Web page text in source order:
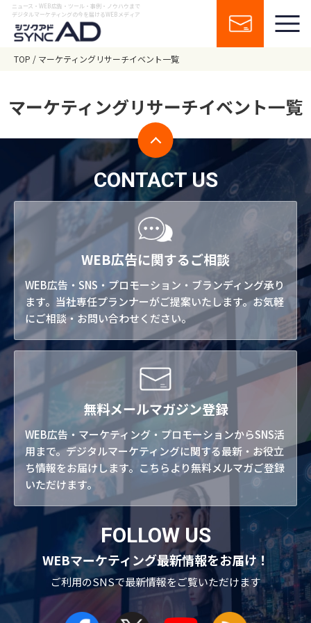
ニュース・WEB広告・ツール・事例・ノウハウまで
デジタルマーケティングの今を届けるWEBメディア
TOP マーケティングリサーチイベント一覧
マーケティングリサーチイベント一覧
CONTACT US
WEB広告に関するご相談
WEB広告・SNS・プロモーション・ブランディング承り
ます。当社専任プランナーがご提案いたします。お気軽
にご相談・お問い合わせください。
無料メールマガジン登録
WEB広告・マーケティング・プロモーションからSNS活
用まで。デジタルマーケティングに関する最新・お役立
ち情報をお届けします。こちらより無料メルマガご登録
いただけます。
FOLLOW US
WEBマーケティング最新情報をお届け！
ご利用のSNSで最新情報をご覧いただけます